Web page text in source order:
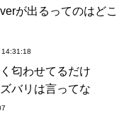
が出るってのはどこ
14:31:18
匂わせてるだけ
バリは言ってな